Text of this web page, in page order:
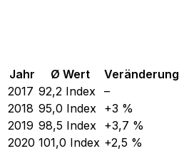
Jahr Ø Wert
Veränderung
2017 92,2 Index –
2018 95,0 Index +3 %
2019 98,5 Index +3,7 %
2020 101,0 Index +2,5 %